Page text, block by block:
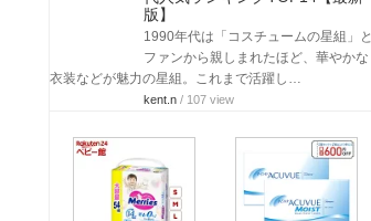
版】
1990年代は「コスチュームの星組」と
ファンから親しまれたほど、華やかな
衣装などが魅力の星組。これまで活躍し…
kent.n / 107 view